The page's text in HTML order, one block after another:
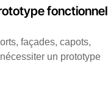
fonctionnel
façades, capots,
un prototype